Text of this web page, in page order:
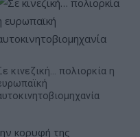
κινεζική… πολιορκία η